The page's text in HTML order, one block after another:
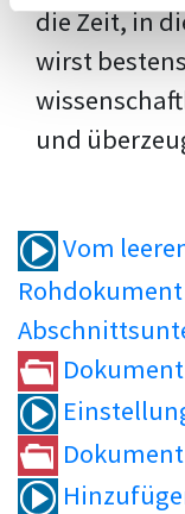
die Zeit, in
wirst
und
Vom
Dokument
Dokument